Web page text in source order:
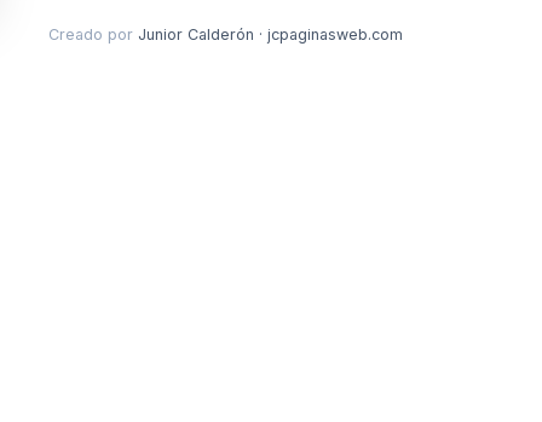
Creado por Junior Calderón · jcpaginasweb.com